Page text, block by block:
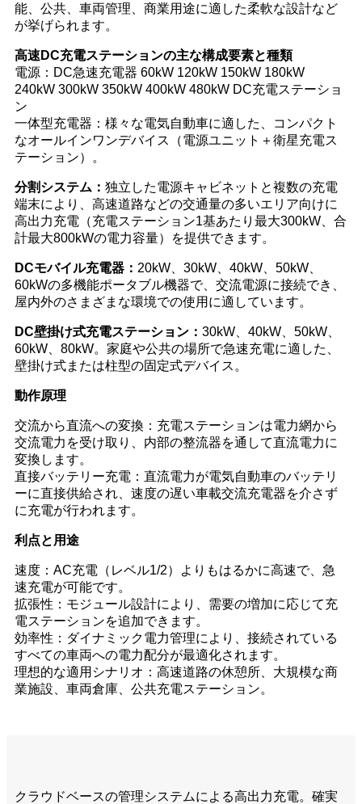
能、公共、車両管理、商業用途に適した柔軟な設計など
が挙げられます。
高速DC充電ステーションの主な構成要素と種類
電源：DC急速充電器 60kW 120kW 150kW 180kW
240kW 300kW 350kW 400kW 480kW DC充電ステーショ
ン
一体型充電器：様々な電気自動車に適した、コンパクト
なオールインワンデバイス（電源ユニット＋衛星充電ス
テーション）。
分割システム： 独立した電源キャビネットと複数の充電
端末により、高速道路などの交通量の多いエリア向けに
高出力充電（充電ステーション1基あたり最大300kW、合
計最大800kWの電力容量）を提供できます。
DCモバイル充電器： 20kW、30kW、40kW、50kW、
60kWの多機能ポータブル機器で、交流電源に接続でき、
屋内外のさまざまな環境での使用に適しています。
DC壁掛け式充電ステーション： 30kW、40kW、50kW、
60kW、80kW。家庭や公共の場所で急速充電に適した、
壁掛け式または柱型の固定式デバイス。
動作原理
交流から直流への変換：充電ステーションは電力網から
交流電力を受け取り、内部の整流器を通して直流電力に
変換します。
直接バッテリー充電：直流電力が電気自動車のバッテリ
ーに直接供給され、速度の遅い車載交流充電器を介さず
に充電が行われます。
利点と用途
速度：AC充電（レベル1/2）よりもはるかに高速で、急
速充電が可能です。
拡張性：モジュール設計により、需要の増加に応じて充
電ステーションを追加できます。
効率性：ダイナミック電力管理により、接続されている
すべての車両への電力配分が最適化されます。
理想的な適用シナリオ：高速道路の休憩所、大規模な商
業施設、車両倉庫、公共充電ステーション。
クラウドベースの管理システムによる高出力充電。確実